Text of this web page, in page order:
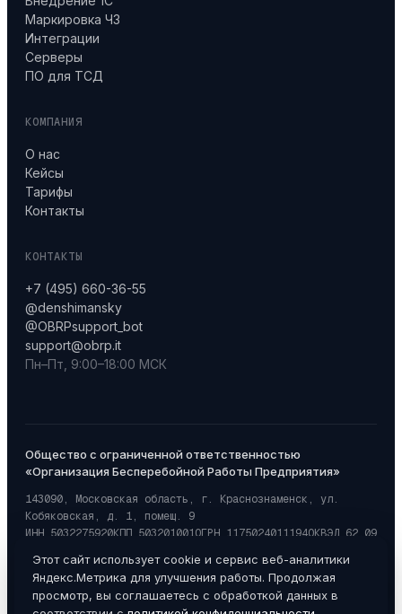
Маркировка ЧЗ
Интеграции
Серверы
ПО для ТСД
КОМПАНИЯ
О нас
Кейсы
Тарифы
Контакты
КОНТАКТЫ
+7 (495) 660-36-55
@denshimansky
@OBRPsupport_bot
support@obrp.it
Пн–Пт, 9:00–18:00 МСК
Общество с ограниченной ответственностью
«Организация Бесперебойной Работы Предприятия»
143090, Московская область, г. Краснознаменск, ул.
Кобяковская, д. 1, помещ. 9
ИНН 5032275920КПП 503201001ОГРН 1175024011194ОКВЭД 62.09
Этот сайт использует cookie и сервис веб-аналитики
Яндекс.Метрика для улучшения работы. Продолжая
просмотр, вы соглашаетесь с обработкой данных в